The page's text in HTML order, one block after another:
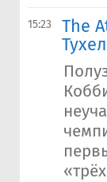
15:23
​The